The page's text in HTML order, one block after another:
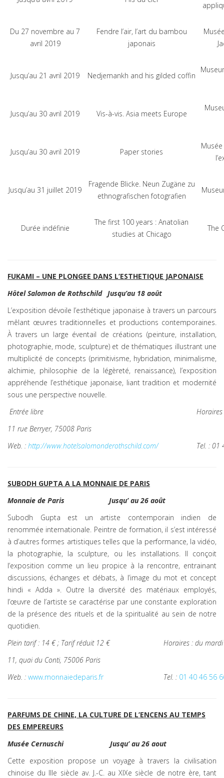
Du 27 novembre au 7
avril 2019
Fendre l’air, l’art du bambou
japonais
Jusqu’au 21 avril 2019 Nedjemankh and his gilded coffin
Jusqu’au 30 avril 2019 Vis-à-vis. Asia meets Europe
Jusqu’au 30 avril 2019 Paper stories
Jusqu’au 31 juillet 2019
Fragende Blicke. Neun Zugäne zu
ethnografischen fotografien
Durée indéfinie
The first 100 years : Anatolian
studies at Chicago
The
FUKAMI – UNE PLONGEE DANS L’ESTHETIQUE JAPONAISE
Hôtel Salomon de Rothschild Jusqu’au 18 août
L’exposition dévoile l’esthétique japonaise à travers un parcours
mêlant œuvres traditionnelles et productions contemporaines.
À travers un large éventail de créations (peinture, installation,
photographie, mode, sculpture) et de thématiques illustrant une
multiplicité de concepts (primitivisme, hybridation, minimalisme,
alchimie, philosophie de la légèreté, renaissance), l’exposition
appréhende l’esthétique japonaise, liant tradition et modernité
sous une perspective nouvelle.
Entrée libre
11 rue Berryer, 75008 Paris
Web. : http://www.hotelsalomonderothschild.com/ Tel. : 01
SUBODH GUPTA A LA MONNAIE DE PARIS
Monnaie de Paris
Jusqu’ au 26 août
Subodh Gupta est un artiste contemporain indien de
renommée internationale. Peintre de formation, il s’est intéressé
à d’autres formes artistiques telles que la performance, la vidéo,
la photographie, la sculpture, ou les installations. Il conçoit
l’exposition comme un lieu propice à la rencontre, entrainant
discussions, échanges et débats, à l’image du mot et concept
hindi « Adda ». Outre la diversité des matériaux employés,
l’œuvre de l’artiste se caractérise par une constante exploration
de la présence des rituels et de la spiritualité au sein de notre
quotidien.
Plein tarif : 14 € ; Tarif réduit 12 €
Horaires : du
11, quai du Conti, 75006 Paris
Web. : www.monnaiedeparis.fr Tel. : 01 40 46 56
PARFUMS DE CHINE, LA CULTURE DE L’ENCENS AU TEMPS
DES EMPEREURS
Musée Cernuschi
Jusqu’ au 26 aout
Cette exposition propose un voyage à travers la civilisation
chinoise du IIIe siècle av. J.-C. au XIXe siècle de notre ère, tant